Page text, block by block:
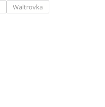
Waltrovka